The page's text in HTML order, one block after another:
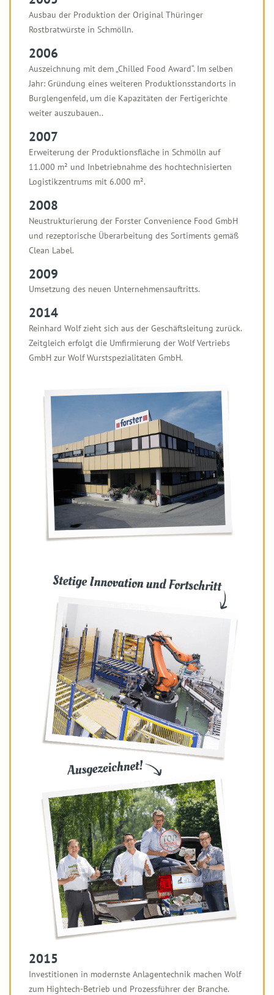
Ausbau der Produktion der Original Thüringer
Rostbratwürste in Schmölln.
2006
Auszeichnung mit dem „Chilled Food Award“. Im selben
Jahr: Gründung eines weiteren Produktionsstandorts in
Burglengenfeld, um die Kapazitäten der Fertigerichte
weiter auszubauen..
2007
Erweiterung der Produktionsfläche in Schmölln auf
11.000 m² und Inbetriebnahme des hochtechnisierten
Logistikzentrums mit 6.000 m².
2008
Neustrukturierung der Forster Convenience Food GmbH
und rezeptorische Überarbeitung des Sortiments gemäß
Clean Label.
2009
Umsetzung des neuen Unternehmensauftritts.
2014
Reinhard Wolf zieht sich aus der Geschäftsleitung zurück.
Zeitgleich erfolgt die Umfirmierung der Wolf Vertriebs
GmbH zur Wolf Wurstspezialitäten GmbH.
2015
Investitionen in modernste Anlagentechnik machen Wolf
zum Hightech-Betrieb und Prozessführer der Branche.